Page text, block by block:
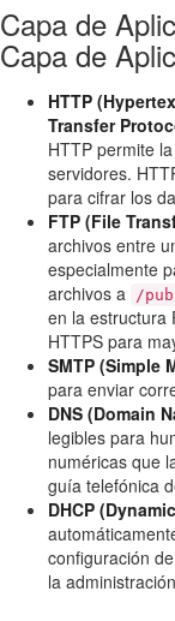
Capa de
Capa de
HTTP
Transfer
HTTP permite
servidores.
para cifrar los
FTP (File
archivos entre
especialmente
archivos a
/
en la estructura
HTTPS para
SMTP (Simple
para enviar
DNS (Domain
legibles para
numéricas que
guía telefónica
DHCP
configuración
la